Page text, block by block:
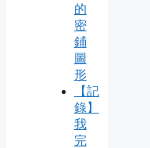
的
密
鋪
圖
形
【記
錄】
我
完